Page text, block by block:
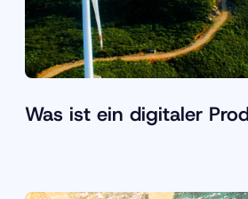
Was ist ein digitaler